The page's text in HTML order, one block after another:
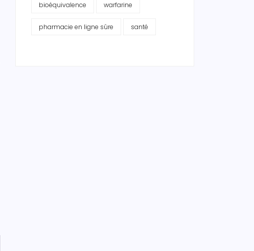
bioéquivalence warfarine
pharmacie en ligne sûre santé